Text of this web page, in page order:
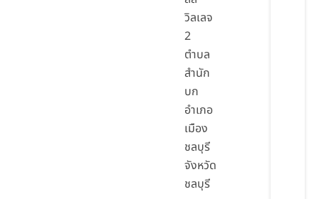
วิลเลจ
2
ตำบล
สำนัก
บก
อำเภอ
เมือง
ชลบุรี
จังหวัด
ชลบุรี